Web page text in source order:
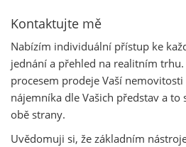
Kontaktujte mě
Nabízím individuální přístup ke
jednání a přehled na realitním trhu.
procesem prodeje Vaší
nájemníka dle Vašich představ a
obě strany.
Uvědomuji si, že základním